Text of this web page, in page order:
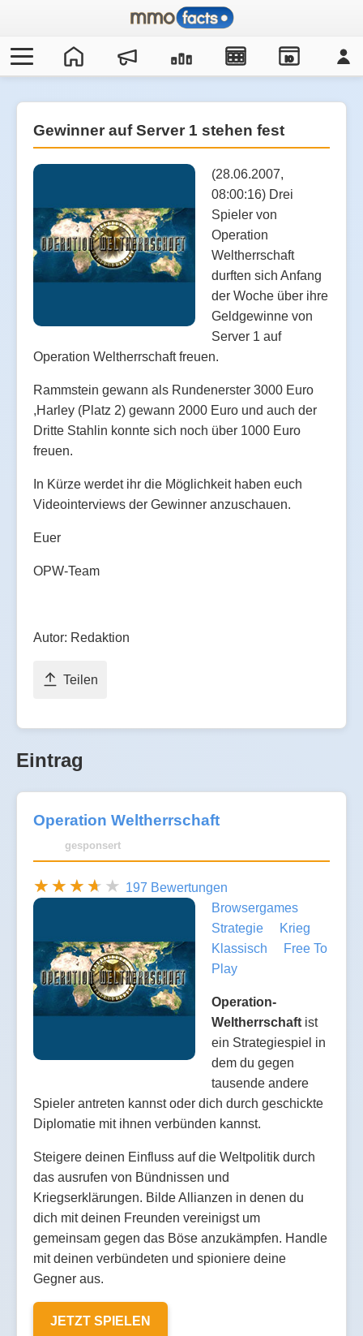
IO
Gewinner auf Server 1 stehen fest
(28.06.2007,
08:00:16) Drei
Spieler von
Operation
Weltherrschaft
durften sich Anfang
der Woche über ihre
Geldgewinne von
Server 1 auf
Operation Weltherrschaft freuen.
Rammstein gewann als Rundenerster 3000 Euro
,Harley (Platz 2) gewann 2000 Euro und auch der
Dritte Stahlin konnte sich noch über 1000 Euro
freuen.
In Kürze werdet ihr die Möglichkeit haben euch
Videointerviews der Gewinner anzuschauen.
Euer
OPW-Team
Autor: Redaktion
Teilen
Eintrag
Operation Weltherrschaft
gesponsert
197 Bewertungen
Browsergames
Strategie
Krieg
Klassisch
Free To
Play
Operation-
Weltherrschaft ist
ein Strategiespiel in
dem du gegen
tausende andere
Spieler antreten kannst oder dich durch geschickte
Diplomatie mit ihnen verbünden kannst.
Steigere deinen Einfluss auf die Weltpolitik durch
das ausrufen von Bündnissen und
Kriegserklärungen. Bilde Allianzen in denen du
dich mit deinen Freunden vereinigst um
gemeinsam gegen das Böse anzukämpfen. Handle
mit deinen verbündeten und spioniere deine
Gegner aus.
JETZT SPIELEN